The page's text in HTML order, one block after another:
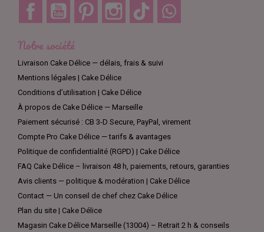
Facebook YouTube Pinterest Instagram TikTok
Notre société
Livraison Cake Délice — délais, frais & suivi
Mentions légales | Cake Délice
Conditions d’utilisation | Cake Délice
À propos de Cake Délice — Marseille
Paiement sécurisé : CB 3-D Secure, PayPal, virement
Compte Pro Cake Délice — tarifs & avantages
Politique de confidentialité (RGPD) | Cake Délice
FAQ Cake Délice – livraison 48 h, paiements, retours, garanties
Avis clients — politique & modération | Cake Délice
Contact — Un conseil de chef chez Cake Délice
Plan du site | Cake Délice
Magasin Cake Délice Marseille (13004) – Retrait 2 h & conseils